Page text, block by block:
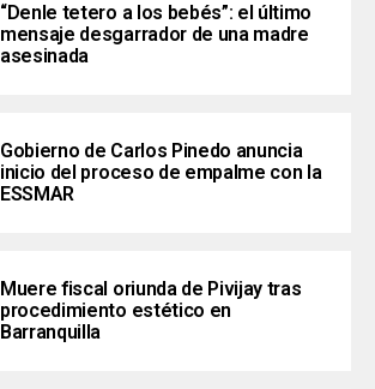
“Denle tetero a los bebés”: el último
mensaje desgarrador de una madre
asesinada
Gobierno de Carlos Pinedo anuncia
inicio del proceso de empalme con la
ESSMAR
Muere fiscal oriunda de Pivijay tras
procedimiento estético en
Barranquilla